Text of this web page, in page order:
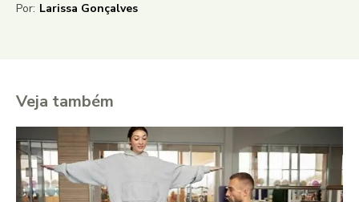
Por: Larissa Gonçalves
Veja também